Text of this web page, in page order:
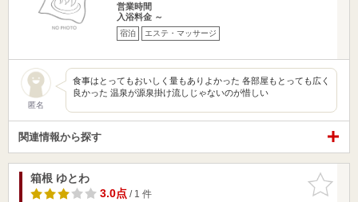
営業時間
入浴料金 ～
宿泊 エステ・マッサージ
匿名
食事はとってもおいしく量もありよかった 各部屋もとっても広く
良かった 温泉が源泉掛け流しじゃないのが惜しい
関連情報から探す
お気に入
りに追加
箱根 ゆとわ
3.0点/ 1 件